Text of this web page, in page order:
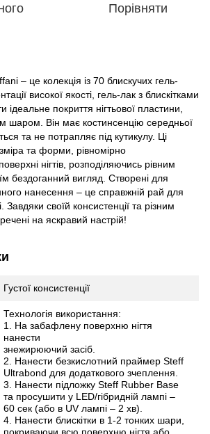
Порівняти
– це колекція із 70 блискучих гель-
високої якості, гель-лак з блискітками
ідеальне покриття нігтьової пластини,
шаром. Він має костинсенцію середньої
та не потрапляє під кутикулу. Ці
та форми, рівномірно
нігтів, розподіляючись рівним
бездоганний вигляд. Створені для
нанесення – це справжній рай для
Завдяки своїй консистенції та різним
на яскравий настрій!
Густої консистенції
Технологія використання:
1. Ha забафлену поверхню нігтя
нанести
знежирюючий засіб.
2. Нанести безкислотний праймер Steff
Ultrabond для додаткового зчеплення.
3. Нанести підложку Steff Rubber Base
та просушити у LED/гібридній лампі –
60 сек (або в UV лампі – 2 хв).
4. Нанести блискітки в 1-2 тонких шари,
покриваючи всю поверхню нігтя або